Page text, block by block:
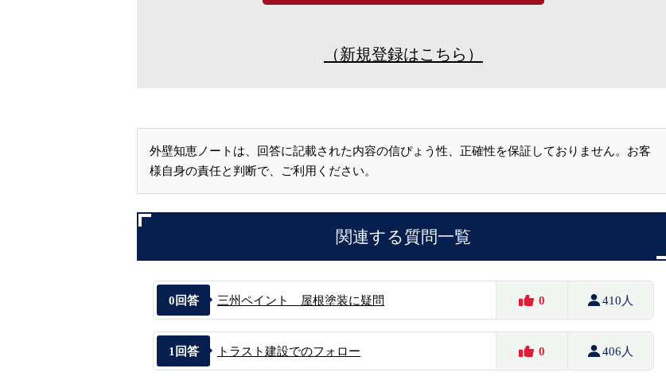
（新規登録はこちら）
外壁知恵ノートは、回答に記載された内容の信ぴょう性、正確性を保証しておりません。お客
様自身の責任と判断で、ご利用ください。
関連する質問一覧
0 回答 三州ペイント 屋根塗装に疑問 0 410人
1 回答 トラスト建設でのフォロー 0 406人